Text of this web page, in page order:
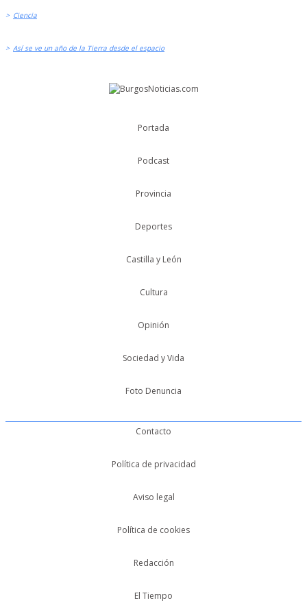
> Ciencia
> Así se ve un año de la Tierra desde el espacio
Portada
Podcast
Provincia
Deportes
Castilla y León
Cultura
Opinión
Sociedad y Vida
Foto Denuncia
Contacto
Política de privacidad
Aviso legal
Política de cookies
Redacción
El Tiempo